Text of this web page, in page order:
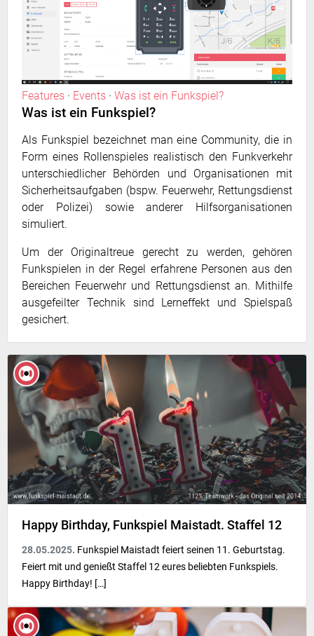
Features · Events · Was ist ein Funkspiel?
Was ist ein Funkspiel?
Als Funkspiel bezeichnet man eine Community, die in
Form eines Rollenspieles realistisch den Funkverkehr
unterschiedlicher Behörden und Organisationen mit
Sicherheitsaufgaben (bspw. Feuerwehr, Rettungsdienst
oder Polizei) sowie anderer Hilfsorganisationen
simuliert.
Um der Originaltreue gerecht zu werden, gehören
Funkspielen in der Regel erfahrene Personen aus den
Bereichen Feuerwehr und Rettungsdienst an. Mithilfe
ausgefeilter Technik sind Lerneffekt und Spielspaß
gesichert.
Happy Birthday, Funkspiel Maistadt. Staffel 12
28.05.2025. Funkspiel Maistadt feiert seinen 11. Geburtstag.
Feiert mit und genießt Staffel 12 eures beliebten Funkspiels.
Happy Birthday! […]